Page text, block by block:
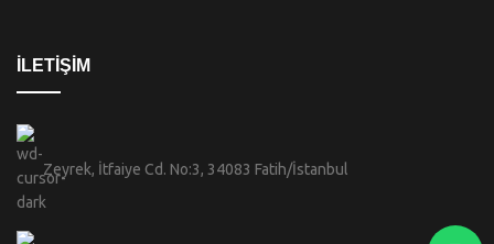
İLETİŞİM
Zeyrek, İtfaiye Cd. No:3, 34083 Fatih/İstanbul